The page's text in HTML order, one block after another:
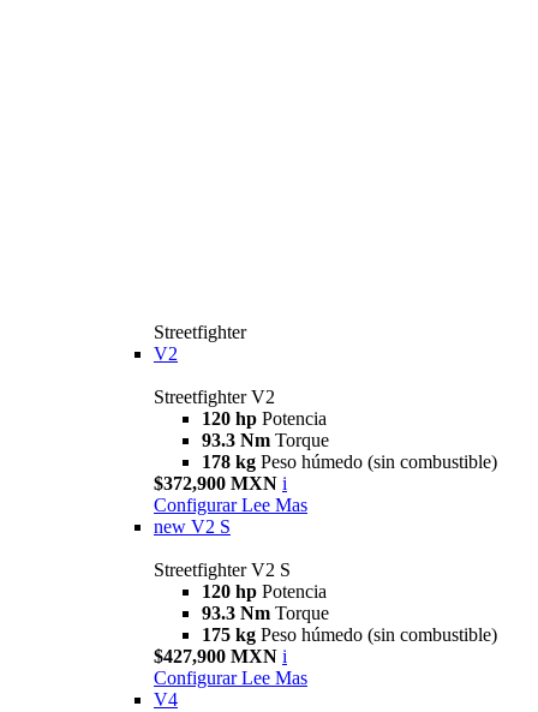
Streetfighter
V2
Streetfighter V2
120 hp Potencia
93.3 Nm Torque
178 kg Peso húmedo (sin combustible)
$372,900 MXN i
Configurar Lee Mas
new V2 S
Streetfighter V2 S
120 hp Potencia
93.3 Nm Torque
175 kg Peso húmedo (sin combustible)
$427,900 MXN i
Configurar Lee Mas
V4